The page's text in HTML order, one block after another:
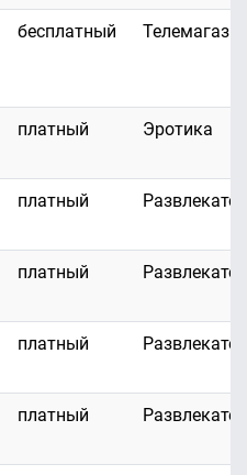
бесплатный
платный Эротика
платный
платный
платный
платный